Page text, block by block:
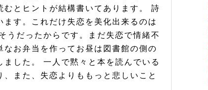
とヒントが結構書いてあります。 詩
す。これだけ失恋を美化出来るのは
うだったからです。まだ失恋で情緒不
お弁当を作ってお昼は図書館の側の
した。 一人で黙々と本を読んでいる
また、失恋よりももっと悲しいこと